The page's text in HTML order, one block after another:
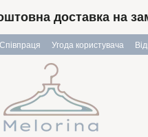
доставка на
Співпраця Угода користувача